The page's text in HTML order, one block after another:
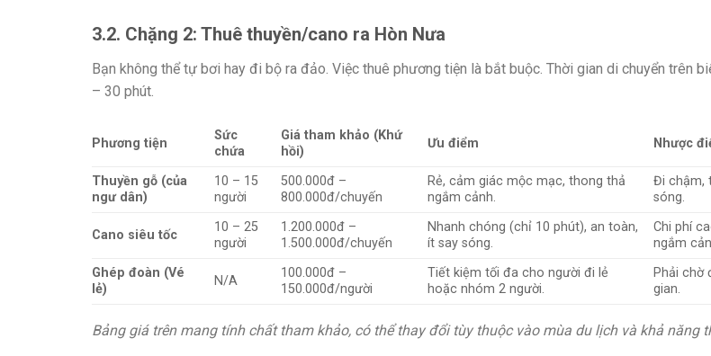
3.2. Chặng 2: Thuê thuyền/cano ra Hòn Nưa
Bạn không thể tự bơi hay đi bộ ra đảo. Việc thuê phương tiện là bắt buộc. Thời gian di chuyển trên
– 30 phút.
Phương tiện
Sức
chứa
Giá tham khảo (Khứ
hồi)
Ưu điểm Nhược
Thuyền gỗ (của
ngư dân)
10 – 15
người
500.000đ –
800.000đ/chuyến
Rẻ, cảm giác mộc mạc, thong thả
ngắm cảnh.
Đi chậm,
sóng.
Cano siêu tốc
10 – 25
người
1.200.000đ –
1.500.000đ/chuyến
Nhanh chóng (chỉ 10 phút), an toàn,
ít say sóng.
Chi phí
ngắm
Ghép đoàn (Vé
lẻ)
N/A
100.000đ –
150.000đ/người
Tiết kiệm tối đa cho người đi lẻ
hoặc nhóm 2 người.
Phải chờ
gian.
Bảng giá trên mang tính chất tham khảo, có thể thay đổi tùy thuộc vào mùa du lịch và khả năng